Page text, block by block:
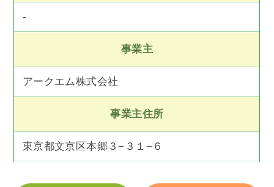
-
事業主
アークエム株式会社
事業主住所
東京都文京区本郷３−３１−６